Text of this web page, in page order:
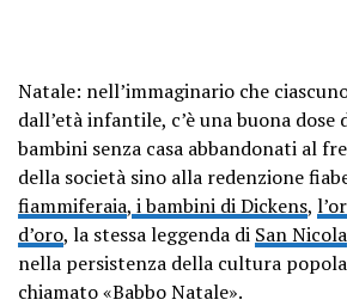
Natale: nell’immaginario che
dall’età infantile, c’è una buona dose
bambini senza casa abbandonati al
della società sino alla redenzione
fiammiferaia, i bambini di Dickens,
d’oro, la stessa leggenda di San Nicola
nella persistenza della cultura
chiamato «Babbo Natale».